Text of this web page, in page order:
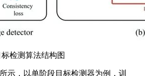
检测算法结构图
示，以单阶段目标检测器为例，训